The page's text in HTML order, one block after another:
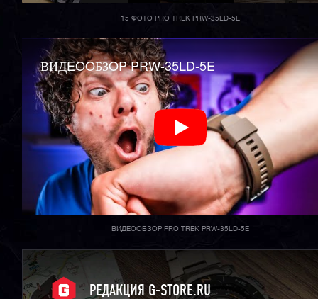
15 ФОТО PRO TREK PRW-35LD-5E
ВИДEOOБЗOP PRW-35LD-5E
ВИДЕООБЗОР PRO TREK PRW-35LD-5E
РЕДАКЦИЯ G-STORE.RU